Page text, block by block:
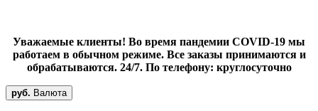
Уважаемые клиенты! Во время пандемии COVID-19 мы
работаем в обычном режиме. Все заказы принимаются и
обрабатываются. 24/7. По телефону: круглосуточно
руб. Валюта